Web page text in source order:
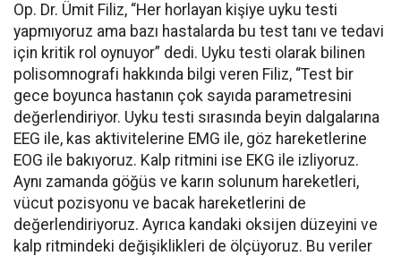
Op. Dr. Ümit Filiz, “Her horlayan kişiye uyku testi
yapmıyoruz ama bazı hastalarda bu test tanı ve tedavi
için kritik rol oynuyor” dedi. Uyku testi olarak bilinen
polisomnografi hakkında bilgi veren Filiz, “Test bir
gece boyunca hastanın çok sayıda parametresini
değerlendiriyor. Uyku testi sırasında beyin dalgalarına
EEG ile, kas aktivitelerine EMG ile, göz hareketlerine
EOG ile bakıyoruz. Kalp ritmini ise EKG ile izliyoruz.
Aynı zamanda göğüs ve karın solunum hareketleri,
vücut pozisyonu ve bacak hareketlerini de
değerlendiriyoruz. Ayrıca kandaki oksijen düzeyini ve
kalp ritmindeki değişiklikleri de ölçüyoruz. Bu veriler